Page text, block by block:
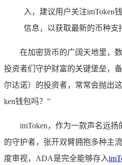
入，建议用户关注imToken
信息，以获取最新的币种支
在加密货币的广阔天地里，
投资者们守护财富的关键堡垒，
尔达诺）的投资者，常常会抛出
ken钱包吗？”
imToken，作为一款声名远
的守护者，张开双臂拥抱多种主
度审视，ADA是完全能够存入